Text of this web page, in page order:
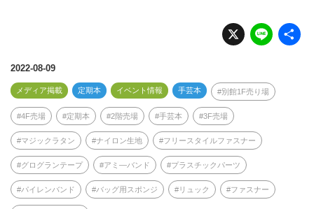
X Li
n
2022-08-09
メディア掲載 定期本 イベント情報 手芸本 別館1F売り場
4F売場 定期本 2階売場 手芸本 3F売場
マジックラタン ナイロン生地 フリースタイルファスナー
グログランテープ アミ―バンド プラスチックパーツ
パイレンバンド バッグ用スポンジ リュック ファスナー